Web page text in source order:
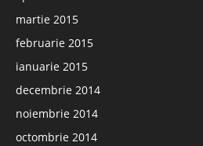
martie 2015
februarie 2015
ianuarie 2015
decembrie 2014
noiembrie 2014
octombrie 2014